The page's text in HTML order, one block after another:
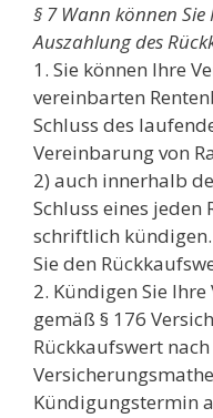
§ 7 Wann können
Auszahlung des
1. Sie können Ihre
vereinbarten
Schluss des
Vereinbarung von
2) auch innerhalb
Schluss eines jeden
schriftlich
Sie den
2. Kündigen Sie
gemäß § 176
Rückkaufswert
Kündigungstermin